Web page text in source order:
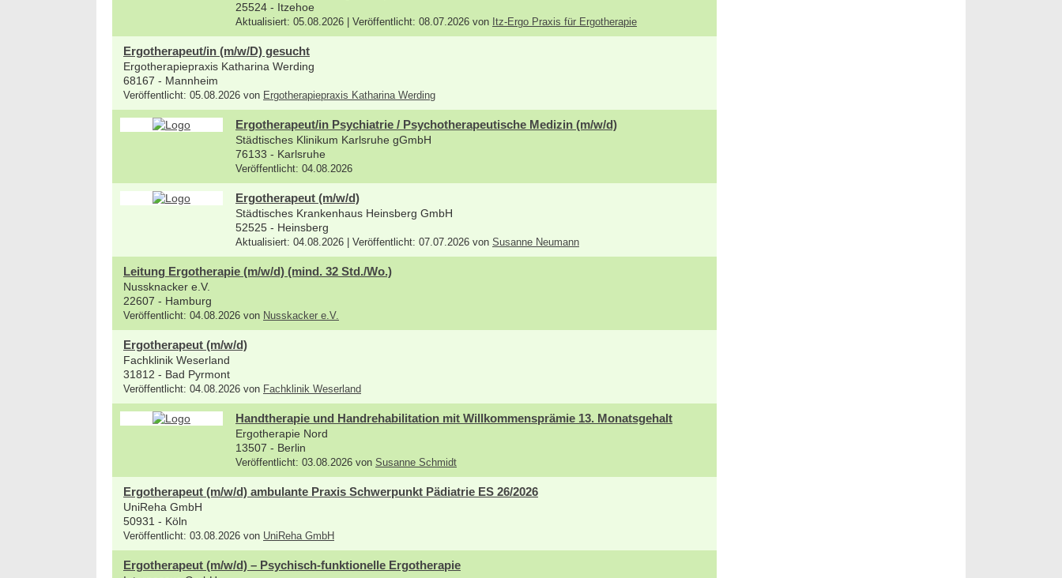
25524 - Itzehoe
Aktualisiert: 05.08.2026 | Veröffentlicht: 08.07.2026 von Itz-Ergo Praxis für Ergotherapie
Ergotherapeut/in (m/w/D) gesucht
Ergotherapiepraxis Katharina Werding
68167 - Mannheim
Veröffentlicht: 05.08.2026 von Ergotherapiepraxis Katharina Werding
Ergotherapeut/in Psychiatrie / Psychotherapeutische Medizin (m/w/d)
Städtisches Klinikum Karlsruhe gGmbH
76133 - Karlsruhe
Veröffentlicht: 04.08.2026
Ergotherapeut (m/w/d)
Städtisches Krankenhaus Heinsberg GmbH
52525 - Heinsberg
Aktualisiert: 04.08.2026 | Veröffentlicht: 07.07.2026 von Susanne Neumann
Leitung Ergotherapie (m/w/d) (mind. 32 Std./Wo.)
Nussknacker e.V.
22607 - Hamburg
Veröffentlicht: 04.08.2026 von Nusskacker e.V.
Ergotherapeut (m/w/d)
Fachklinik Weserland
31812 - Bad Pyrmont
Veröffentlicht: 04.08.2026 von Fachklinik Weserland
Handtherapie und Handrehabilitation mit Willkommensprämie 13. Monatsgehalt
Ergotherapie Nord
13507 - Berlin
Veröffentlicht: 03.08.2026 von Susanne Schmidt
Ergotherapeut (m/w/d) ambulante Praxis Schwerpunkt Pädiatrie ES 26/2026
UniReha GmbH
50931 - Köln
Veröffentlicht: 03.08.2026 von UniReha GmbH
Ergotherapeut (m/w/d) – Psychisch-funktionelle Ergotherapie